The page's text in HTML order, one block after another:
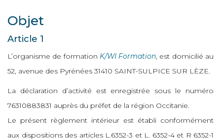
Objet
Article 1
L’organisme de formation K/WI Formation, est domicilié au
52, avenue des Pyrénées 31410 SAINT-SULPICE SUR LÈZE.
La déclaration d’activité est enregistrée sous le numéro
76310883831 auprès du préfet de la région Occitanie.
Le présent règlement intérieur est établi conformément
aux dispositions des articles L.6352-3 et L. 6352-4 et R 6352-1